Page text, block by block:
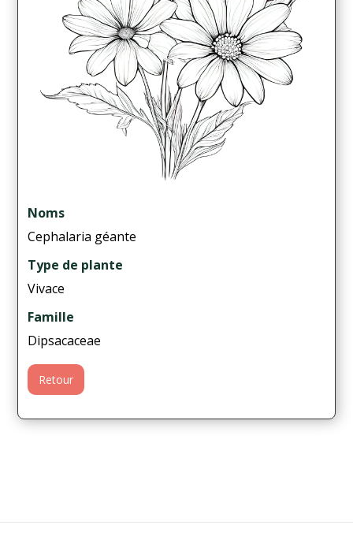
Noms
Cephalaria géante
Type de plante
Vivace
Famille
Dipsacaceae
Retour